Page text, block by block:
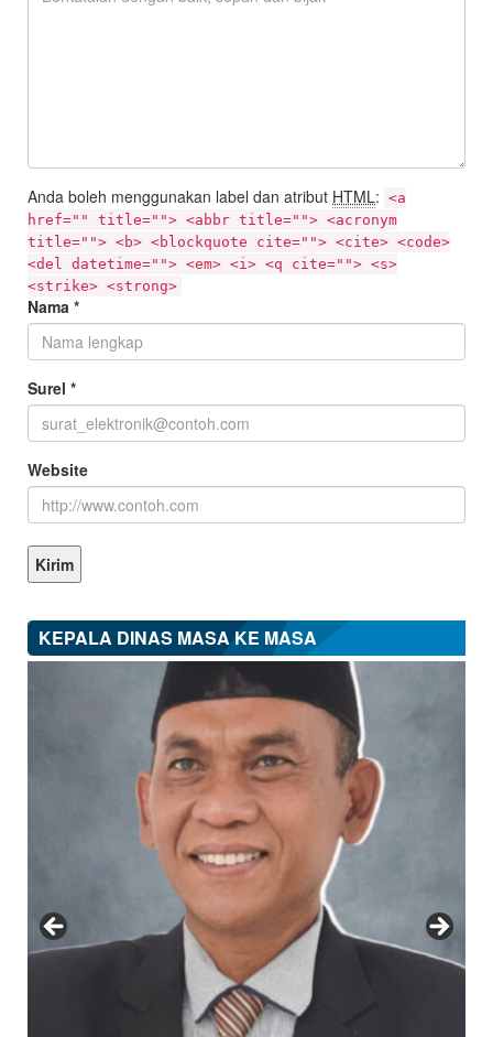
Anda boleh menggunakan label dan atribut HTML: <a
href="" title=""> <abbr title=""> <acronym
title=""> <b> <blockquote cite=""> <cite> <code>
<del datetime=""> <em> <i> <q cite=""> <s>
<strike> <strong>
Nama *
Surel *
Website
KEPALA DINAS MASA KE MASA